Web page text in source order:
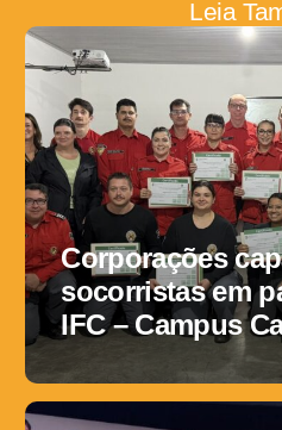
Leia
Corporações
socorristas em
IFC – Campus